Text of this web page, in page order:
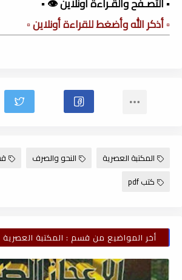
▫️ أذكر الله وأضغط للقراءة أونلاين ▫️
المكتبة العصرية النحو والصرف
كتب pdf
أخر المواضيع من قسم : المكتبة العصرية